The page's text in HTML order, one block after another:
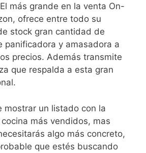
más grande en la venta On-
ofrece entre todo su
stock gran cantidad de
panificadora y amasadora a
precios. Además transmite
que respalda a esta gran
mostrar un listado con la
más vendidos, mas
algo más concreto,
que estés buscando